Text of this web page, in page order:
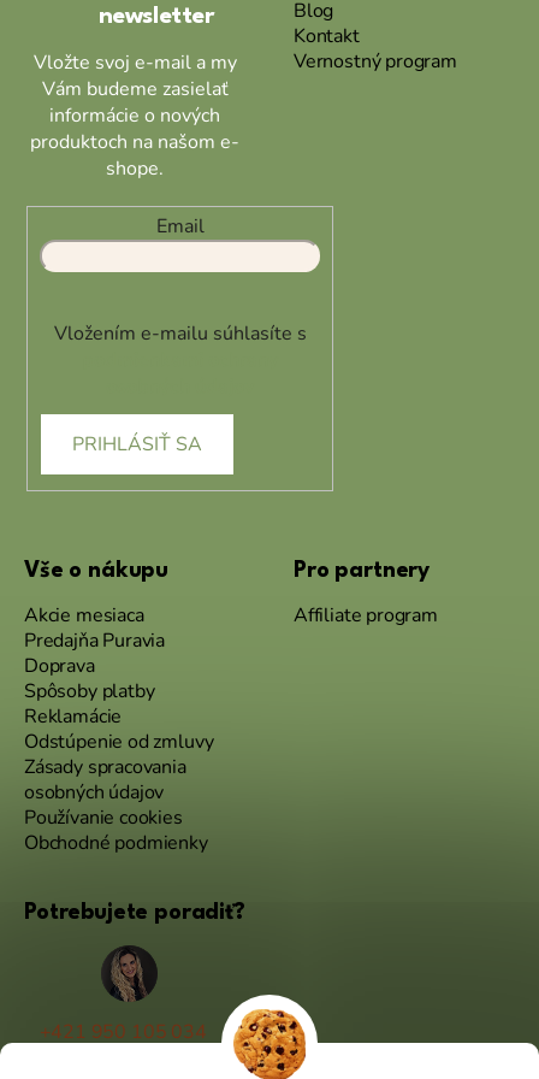
newsletter
Vložte svoj e-mail a my
Vám budeme zasielať
informácie o nových
produktoch na našom e-
shope.
Email
Vložením e-mailu súhlasíte s
PRIHLÁSIŤ SA
Blog
Kontakt
Vernostný program
Vše o nákupu
Akcie mesiaca
Predajňa Puravia
Doprava
Spôsoby platby
Reklamácie
Odstúpenie od zmluvy
Zásady spracovania
osobných údajov
Používanie cookies
Obchodné podmienky
Pro partnery
Affiliate program
Potrebujete poradiť?
+421 950 105 034